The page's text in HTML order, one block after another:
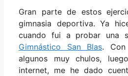
Gran parte de estos
gimnasia deportiva. Ya
cuando fui a probar una
Gimnástico San Blas. Con
algunos muy chulos,
internet, me he dado